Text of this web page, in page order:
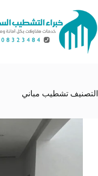
إلى
المحتوى
التصنيف تشطيب مباني